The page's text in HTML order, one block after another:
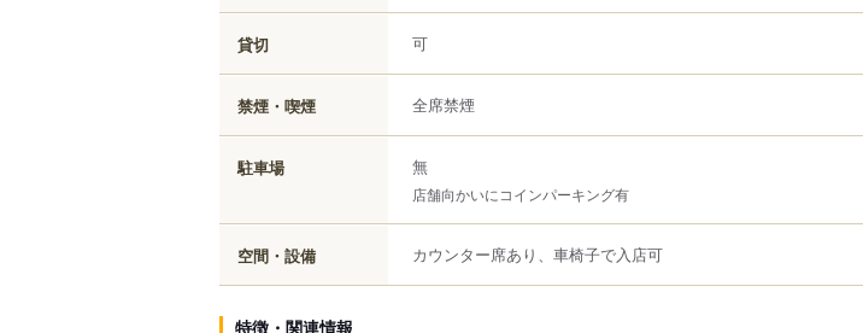
貸切 可
禁煙・喫煙 全席禁煙
駐車場 無
店舗向かいにコインパーキング有
空間・設備 カウンター席あり、車椅子で入店可
特徴・関連情報